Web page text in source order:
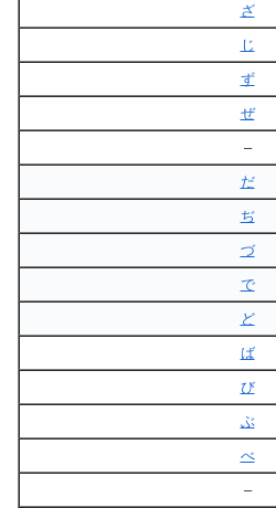
ざ
じ
ず
ぜ
–
だ
ぢ
づ
で
ど
ば
び
ぶ
べ
–